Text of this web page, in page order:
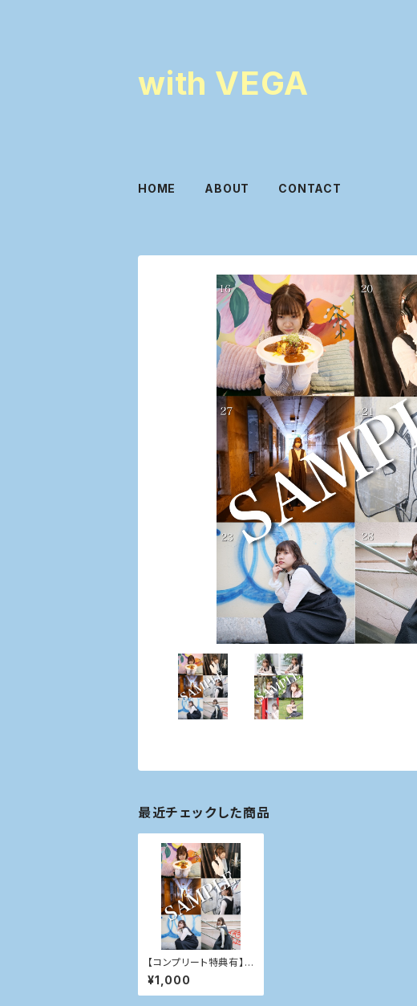
with VEGA
HOME ABOUT CONTACT
最近チェックした商品
【コンプリート特典有】C
uLumi生写真No.3
¥1,000